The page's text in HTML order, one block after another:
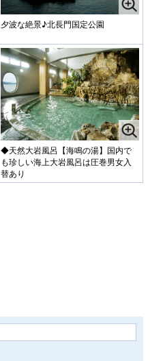
夕波な絶景♪北長門国定公園
◆天然大岩風呂【海鳴の湯】国内で
も珍しい海上大岩風呂は圧巻男女入
替あり